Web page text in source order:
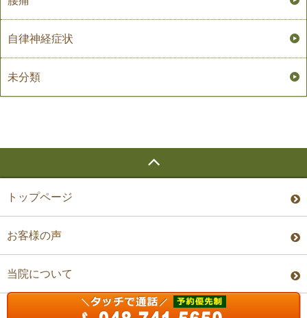
自律神経症状
未分類
トップページ
お客様の声
当院について